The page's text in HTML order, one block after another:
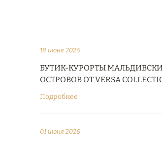
18 июня 2026
БУТИК-КУРОРТЫ
ОСТРОВОВ ОТ VERSA
Подробнее
01 июня 2026